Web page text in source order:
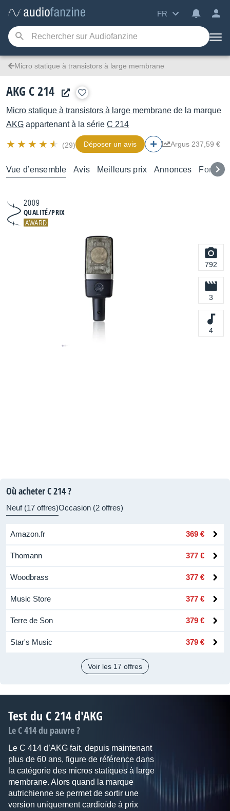
FR
Micro statique à transistors à large membrane
AKG C 214
Micro statique à transistors à large membrane de la marque
AKG appartenant à la série C 214
(29) Déposer un avis Argus 237,59 €
Vue d’ensemble Avis Meilleurs prix Annonces Forums
2009
QUALITÉ/PRIX
AWARD
792
3
4
Où acheter C 214 ?
Neuf (17 offres)Occasion (2 offres)
Amazon.fr 369 €
Thomann 377 €
Woodbrass 377 €
Music Store 377 €
Terre de Son 379 €
Star's Music 379 €
Voir les 17 offres
Test du C 214 d'AKG
Le C 414 du pauvre ?
Le C 414 d’AKG fait, depuis maintenant
plus de 60 ans, figure de référence dans
la catégorie des micros statiques à large
membrane. Alors quand la marque
autrichienne se permet de sortir une
version uniquement cardioïde à prix